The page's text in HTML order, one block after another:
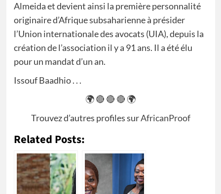
Almeida et devient ainsi la première personnalité
originaire d’Afrique subsaharienne à présider
l’Union internationale des avocats (UIA), depuis la
création de l’association il y a 91 ans. Il a été élu
pour un mandat d’un an.
Issouf Baadhio . . .
🌍 🔴 🔴 🔴 🌍
Trouvez d’autres profiles surAfricanProof
Related Posts: